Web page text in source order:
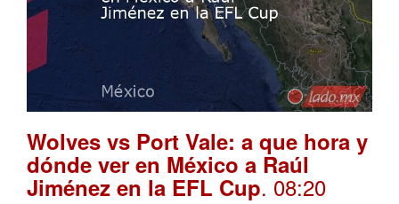
Wolves vs Port Vale: a que hora y
dónde ver en México a Raúl
Jiménez en la EFL Cup. 08:20